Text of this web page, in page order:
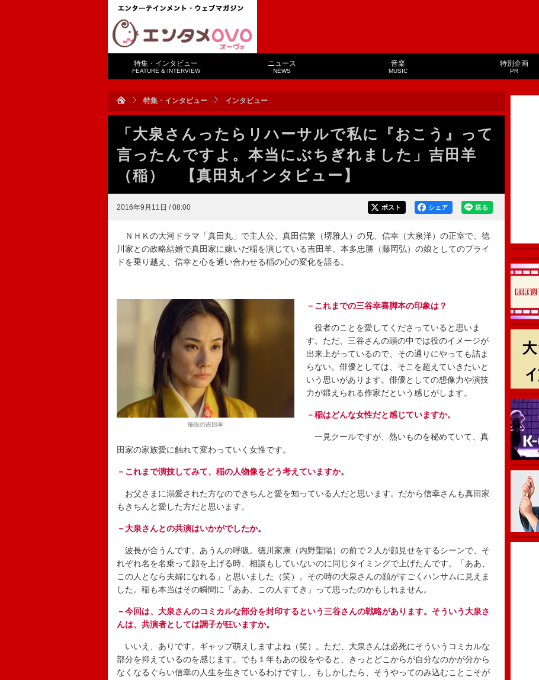
特集・インタビュー
FEATURE & INTERVIEW
ニュース
NEWS
音楽
MUSIC
特別企画
PR
特集・インタビュー インタビュー
「大泉さんったらリハーサルで私に『おこう』って
言ったんですよ。本当にぶちぎれました」吉田羊
（稲） 【真田丸インタビュー】
2016年9月11日 / 08:00 送る
シェア
ポスト
ＮＨＫの大河ドラマ「真田丸」で主人公、真田信繁（堺雅人）の兄、信幸（大泉洋）の正室で、徳
川家との政略結婚で真田家に嫁いだ稲を演じている吉田羊。本多忠勝（藤岡弘）の娘としてのプライ
ドを乗り越え、信幸と心を通い合わせる稲の心の変化を語る。
稲役の吉田羊
－これまでの三谷幸喜脚本の印象は？
役者のことを愛してくださっていると思いま
す。ただ、三谷さんの頭の中では役のイメージが
出来上がっているので、その通りにやっても詰ま
らない。俳優としては、そこを超えていきたいと
いう思いがあります。俳優としての想像力や演技
力が鍛えられる作家だという感じがします。
－稲はどんな女性だと感じていますか。
一見クールですが、熱いものを秘めていて、真
田家の家族愛に触れて変わっていく女性です。
－これまで演技してみて、稲の人物像をどう考えていますか。
お父さまに溺愛された方なのできちんと愛を知っている人だと思います。だから信幸さんも真田家
もきちんと愛した方だと思います。
－大泉さんとの共演はいかがでしたか。
波長が合うんです。あうんの呼吸。徳川家康（内野聖陽）の前で２人が顔見せをするシーンで、そ
れぞれ名を名乗って顔を上げる時、相談もしていないのに同じタイミングで上げたんです。「ああ、
この人となら夫婦になれる」と思いました（笑）。その時の大泉さんの顔がすごくハンサムに見えま
した。稲も本当はその瞬間に「ああ、この人すてき」って思ったのかもしれません。
－今回は、大泉さんのコミカルな部分を封印するという三谷さんの戦略があります。そういう大泉さ
んは、共演者としては調子が狂いますか。
いいえ、ありです。ギャップ萌えしますよね（笑）。ただ、大泉さんは必死にそういうコミカルな
部分を抑えているのを感じます。でも１年もあの役をやると、きっとどこからが自分なのかが分から
なくなるぐらい信幸の人生を生きているわけですし、もしかしたら、そうやってのみ込むことこそが